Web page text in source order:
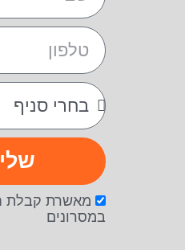
מאשרת קבלת
במסרונים